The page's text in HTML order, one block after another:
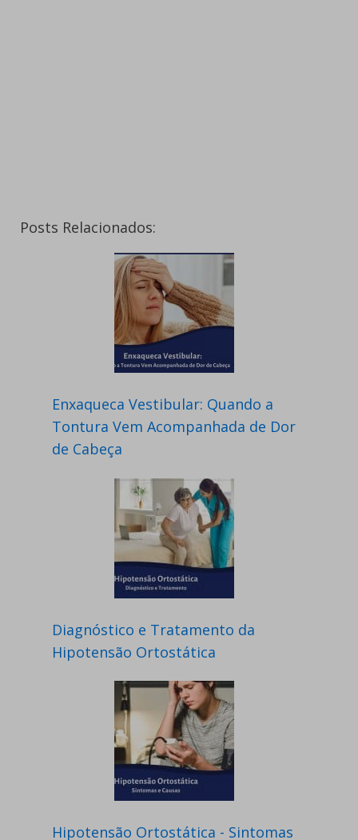
Posts Relacionados:
Enxaqueca Vestibular: Quando a
Tontura Vem Acompanhada de Dor
de Cabeça
Diagnóstico e Tratamento da
Hipotensão Ortostática
Hipotensão Ortostática - Sintomas